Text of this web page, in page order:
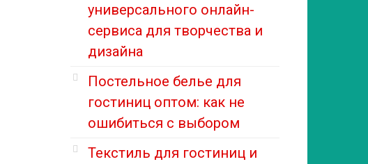
универсального онлайн-
сервиса для творчества и
дизайна
Постельное белье для
гостиниц оптом: как не
ошибиться с выбором
Текстиль для гостиниц и